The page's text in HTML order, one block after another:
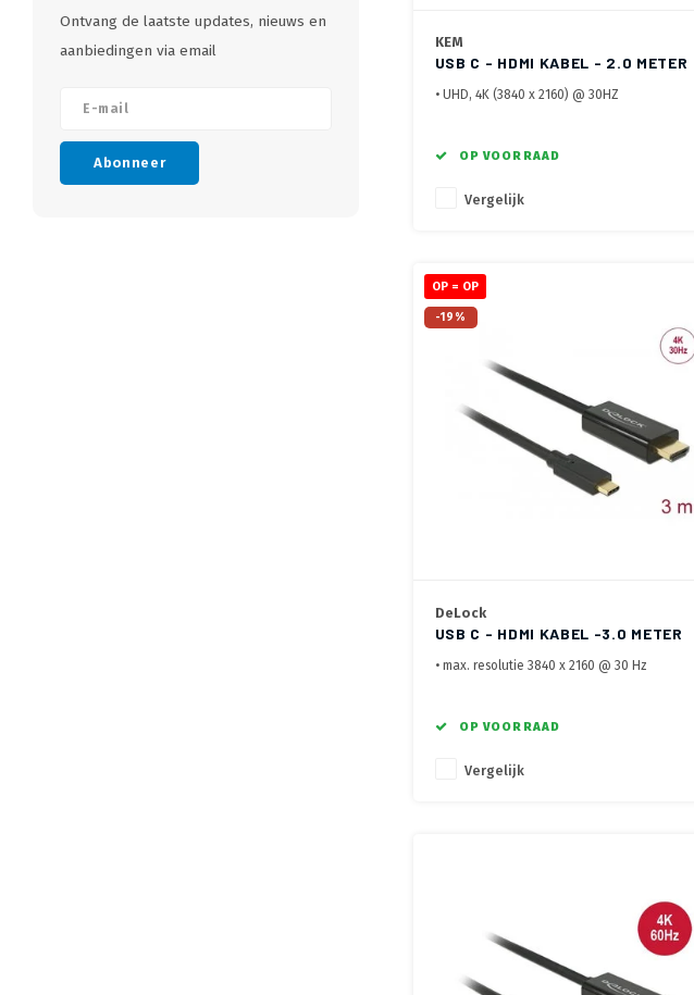
Ontvang de laatste updates, nieuws en
aanbiedingen via email
Abonneer
KEM
USB C - HDMI KABEL - 2.0 METER
• UHD, 4K (3840 x 2160) @ 30HZ
OP VOORRAAD
Vergelijk
OP = OP
-19%
DeLock
USB C - HDMI KABEL -3.0 METER
• max. resolutie 3840 x 2160 @ 30 Hz
• Voorzien van Actieve Chipset voor optimale
OP VOORRAAD
Vergelijk